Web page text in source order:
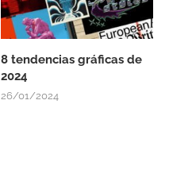
8 tendencias gráficas de
2024
26/01/2024